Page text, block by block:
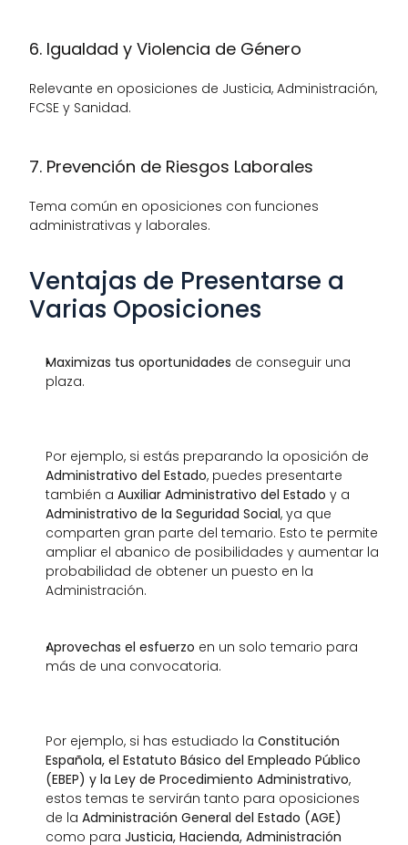
6. Igualdad y Violencia de Género
Relevante en oposiciones de Justicia, Administración,
FCSE y Sanidad.
7. Prevención de Riesgos Laborales
Tema común en oposiciones con funciones
administrativas y laborales.
Ventajas de Presentarse a
Varias Oposiciones
Maximizas tus oportunidades de conseguir una
plaza.
Administrativo del Estado, puedes presentarte
también a Auxiliar Administrativo del Estado
Administrativo de la Seguridad Social, ya que
comparten gran parte del temario. Esto te permite
ampliar el abanico de posibilidades y aumentar la
probabilidad de obtener un puesto en la
Administración.
Aprovechas el esfuerzo en un solo temario para
más de una convocatoria.
Por ejemplo, si has estudiado la Constitución
Española, el Estatuto Básico del Empleado Público
(EBEP) y la Ley de Procedimiento Administrativo,
estos temas te servirán tanto para oposiciones
de la Administración General del Estado (AGE)
como para Justicia, Hacienda, Administración